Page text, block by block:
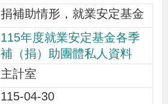
捐補助情形，就業安定基金
115年度就業安定基金各季
補（捐）助團體私人資料
主計室
115-04-30